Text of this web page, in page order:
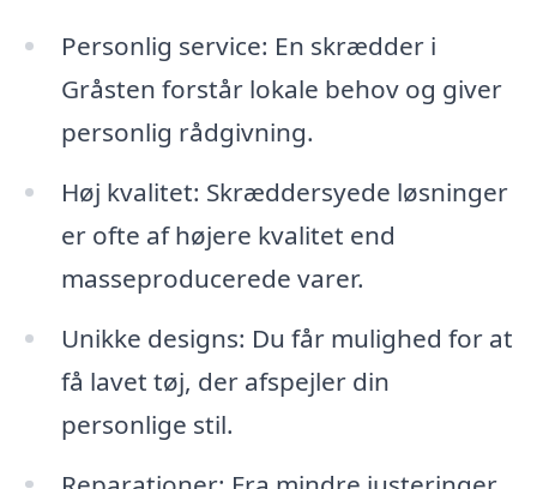
Personlig service: En skrædder i
Gråsten forstår lokale behov og giver
personlig rådgivning.
Høj kvalitet: Skræddersyede løsninger
er ofte af højere kvalitet end
masseproducerede varer.
Unikke designs: Du får mulighed for at
få lavet tøj, der afspejler din
personlige stil.